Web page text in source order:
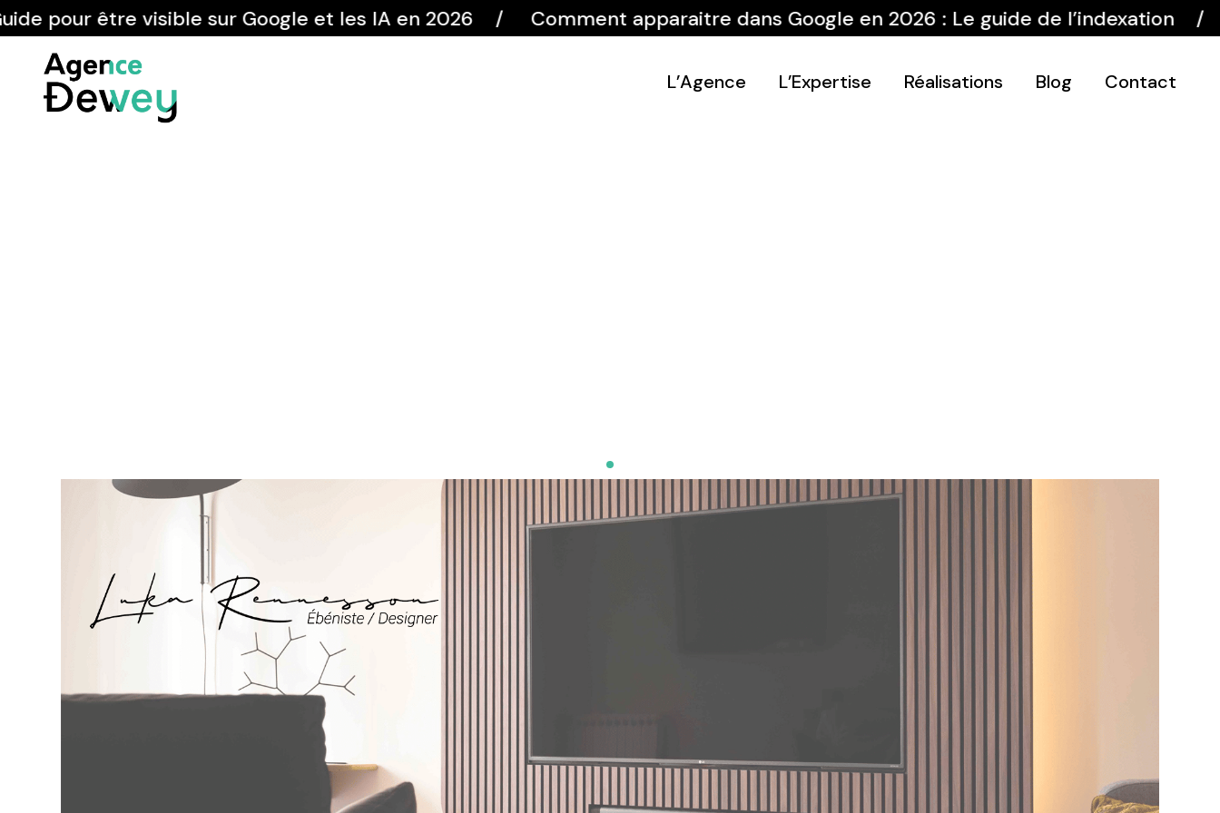
pour être visible sur Google et les IA en 2026 Comment apparaitre dans Google en 2026 : Le guide de l’indexation
L’Agence L’Expertise Réalisations Blog Contact